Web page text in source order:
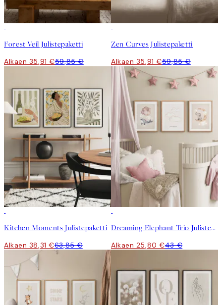
Forest Veil Julistepaketti
Alkaen 35,91 €59,85 €
Zen Curves Julistepaketti
Alkaen 35,91 €59,85 €
Kitchen Moments Julistepaketti
Alkaen 38,31 €63,85 €
Dreaming Elephant Trio Julistepaketti
Alkaen 25,80 €43 €